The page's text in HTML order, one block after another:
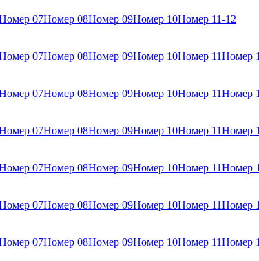
07Номер 08Номер 09Номер 10Номер 11-12
07Номер 08Номер 09Номер 10Номер 11Номер
07Номер 08Номер 09Номер 10Номер 11Номер
07Номер 08Номер 09Номер 10Номер 11Номер
07Номер 08Номер 09Номер 10Номер 11Номер
07Номер 08Номер 09Номер 10Номер 11Номер
07Номер 08Номер 09Номер 10Номер 11Номер